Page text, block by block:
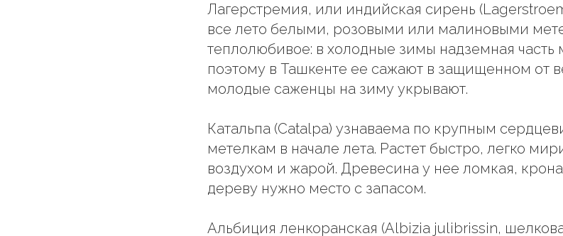
Лагерстремия, или индийская сирень
все лето белыми, розовыми или малиновыми
теплолюбивое: в холодные зимы надземная часть
поэтому в Ташкенте ее сажают в защищенном от
молодые саженцы на зиму укрывают.
Катальпа (Catalpa) узнаваема по крупным
метелкам в начале лета. Растет быстро, легко
воздухом и жарой. Древесина у нее ломкая,
дереву нужно место с запасом.
Альбиция ленкоранская (Albizia julibrissin,